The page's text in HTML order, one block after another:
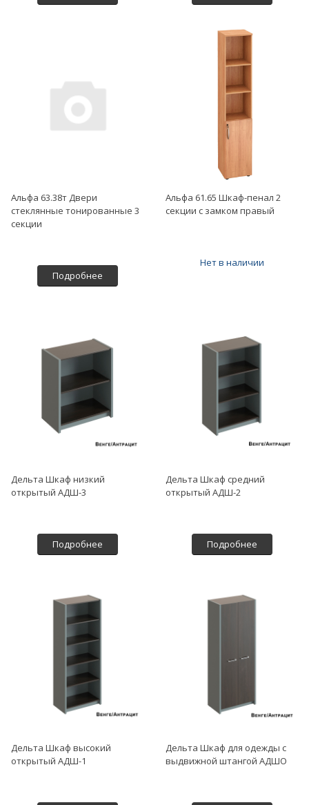
Альфа 63.38т Двери
стеклянные тонированные 3
секции
Подробнее
Альфа 61.65 Шкаф-пенал 2
секции с замком правый
Нет в наличии
Дельта Шкаф низкий
открытый АДШ-3
Подробнее
Дельта Шкаф средний
открытый АДШ-2
Подробнее
Дельта Шкаф высокий
открытый АДШ-1
Дельта Шкаф для одежды с
выдвижной штангой АДШО